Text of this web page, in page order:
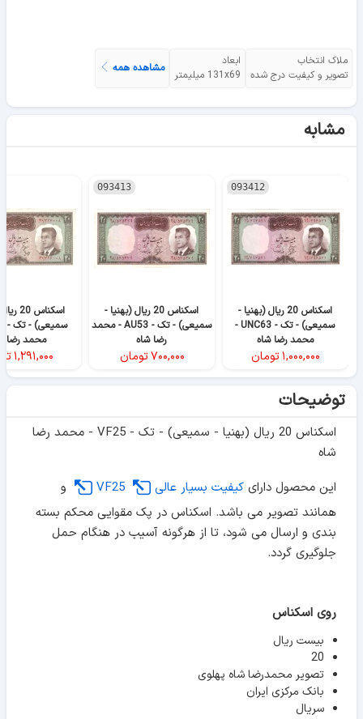
ملاک انتخاب
تصویر و کیفیت درج شده
ابعاد
131x69 میلیمتر
مشاهده همه
مشابه
093412
اسکناس 20 ریال (بهنیا -
سمیعی) - تک - UNC63 -
محمد رضا شاه
۱,۰۰۰,۰۰۰تومان
093413
اسکناس 20 ریال (بهنیا -
سمیعی) - تک - AU53 - محمد
رضا شاه
۷۰۰,۰۰۰تومان
اسکناس
محمد رضا
۱,۲۹۱,۰۰۰
توضیحات
اسکناس 20 ریال (بهنیا - سمیعی) - تک - VF25 - محمد رضا
شاه
این محصول دارای کیفیت بسیار عالی
و
همانند تصویر می باشد. اسکناس در پک مقوایی محکم بسته
بندی و ارسال می شود، تا از هرگونه آسیب در هنگام حمل
جلوگیری گردد.
روی اسکناس
بیست ریال
20
تصویر محمدرضا شاه پهلوی
بانک مرکزی ایران
سریال